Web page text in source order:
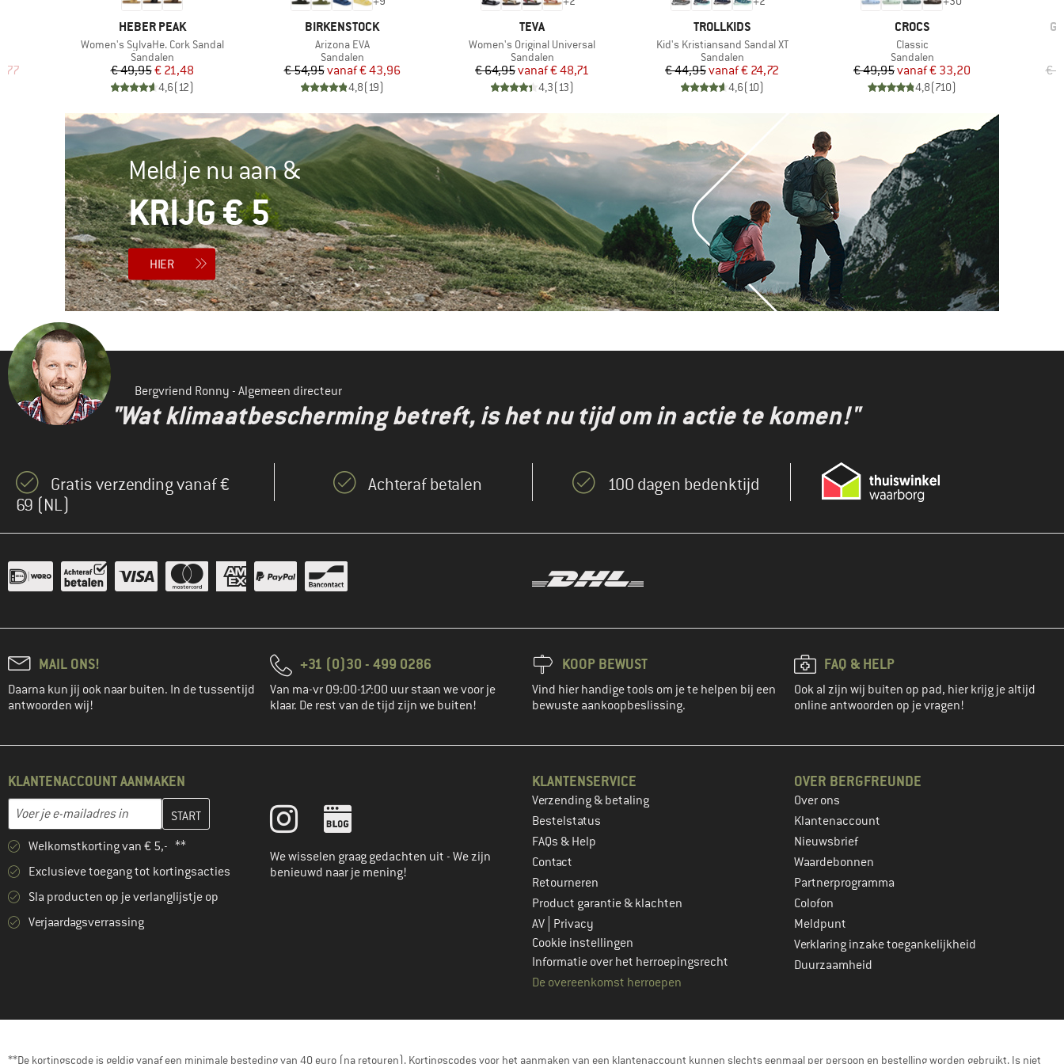
prijs
MERK
HEBER PEAK
Artikel
Women's SylvaHe. Cork Sandal
Productgroep
Sandalen
Prijs
€ 49,95Verlaagde prijs
€ 21,48
4,6(12)
MERK
BIRKENSTOCK
Artikel
Arizona EVA
Productgroep
Sandalen
Prijs
€ 54,95 Verlaagde prijs
vanaf€ 43,96
4,8(19)
MERK
TEVA
Artikel
Women's Original Universal
Productgroep
Sandalen
Prijs
€ 64,95 Verlaagde prijs
vanaf€ 48,71
4,3(13)
MERK
TROLLKIDS
Artikel
Kid's Kristiansand Sandal XT
Productgroep
Sandalen
Prijs
€ 44,95 Verlaagde prijs
vanaf€ 24,72
4,6(10)
MERK
CROCS
Artikel
Classic
Productgroep
Sandalen
Prijs
€ 49,95 Verlaagde prijs
vanaf€ 33,20
4,8(710)
€
Meld je nu aan &
KRIJG € 5
HIER
Bergvriend Ronny - Algemeen directeur
"Wat klimaatbescherming betreft, is het nu tijd om in actie te komen!"
Gratis verzending vanaf €
69 (NL)
Achteraf betalen 100 dagen bedenktijd
MAIL ONS!
Daarna kun jij ook naar buiten. In de tussentijd
antwoorden wij!
+31 (0)30 - 499 0286
Van ma-vr 09:00-17:00 uur staan we voor je
klaar. De rest van de tijd zijn we buiten!
KOOP BEWUST
Vind hier handige tools om je te helpen bij een
bewuste aankoopbeslissing.
FAQ & HELP
Ook al zijn wij buiten op pad, hier krijg je altijd
online antwoorden op je vragen!
KLANTENACCOUNT AANMAKEN
E-mailadres
Vul je e-mailadres hier in en maak in de volgende stap je klantenaccount aan
Welkomstkorting van € 5,- **
Exclusieve toegang tot kortingsacties
Sla producten op je verlanglijstje op
Verjaardagsverrassing
We wisselen graag gedachten uit - We zijn
benieuwd naar je mening!
KLANTENSERVICE
Verzending & betaling
Bestelstatus
FAQs & Help
Contact
Retourneren
Product garantie & klachten
AV Privacy
Cookie instellingen
Informatie over het herroepingsrecht
De overeenkomst herroepen
OVER BERGFREUNDE
Over ons
Klantenaccount
Nieuwsbrief
Waardebonnen
Partnerprogramma
Colofon
Meldpunt
Verklaring inzake toegankelijkheid
Duurzaamheid
**De kortingscode is geldig vanaf een minimale besteding van 40 euro (na retouren). Kortingscodes voor het aanmaken van een klantenaccount kunnen slechts eenmaal per persoon en bestelling worden gebruikt. Is niet